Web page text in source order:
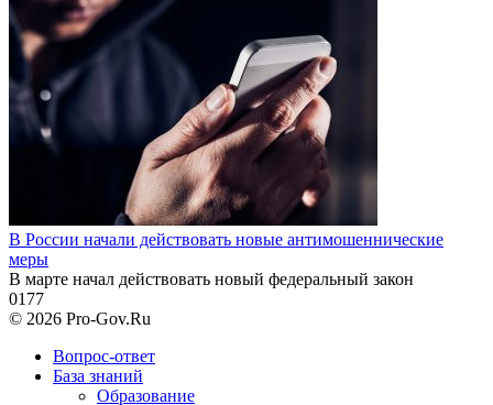
В России начали действовать новые антимошеннические
меры
В марте начал действовать новый федеральный закон
0177
© 2026 Pro-Gov.Ru
Вопрос-ответ
База знаний
Образование